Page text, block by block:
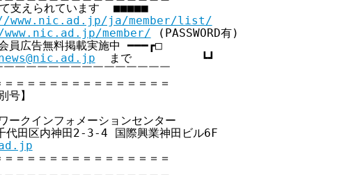
支えられています  ■■■■■
ja/member/list/
member/ (PASSWORD有)
告無料掲載実施中 ━━━┏□
  まで          ┗┛
￣￣￣￣￣￣￣￣￣￣￣￣￣￣
＝＝＝＝＝＝＝＝＝＝＝＝＝＝
】
インフォメーションセンター
区内神田2-3-4 国際興業神田ビル6F
＝＝＝＝＝＝＝＝＝＝＝＝＝＝